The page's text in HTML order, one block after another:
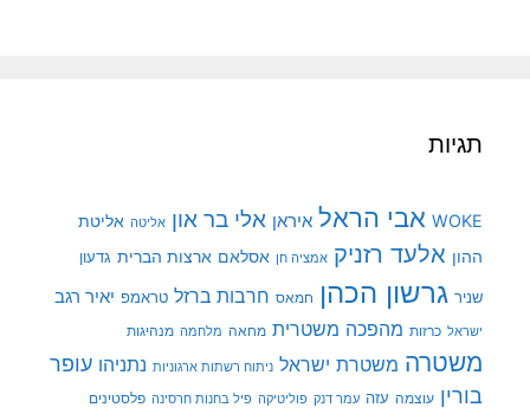
תגיות
WOKE אבי הראל איראן אלי בר און אליטה אליטת
ההון אלעד רזניק אמציה חן אסלאם ארצות הברית גדעון
שניר גרשון הכהן חמאס חרבות ברזל טראמפ יאיר רגב
ישראל כרזות מהפכה משטרית מחאה מלחמה מנהיגות
משטרה משטרת ישראל ניתוח רשתות ארגוניות נתניהו עופר
בורין עוצמה עזה עמר דנק פוליטיקה פיל בחנות חרסינה פלסטינים